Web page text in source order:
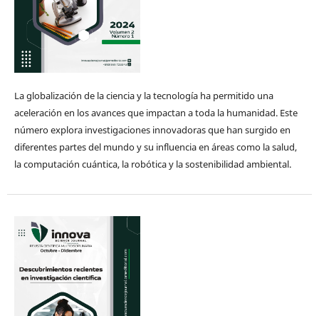
La globalización de la ciencia y la tecnología ha permitido una
aceleración en los avances que impactan a toda la humanidad. Este
número explora investigaciones innovadoras que han surgido en
diferentes partes del mundo y su influencia en áreas como la salud,
la computación cuántica, la robótica y la sostenibilidad ambiental.